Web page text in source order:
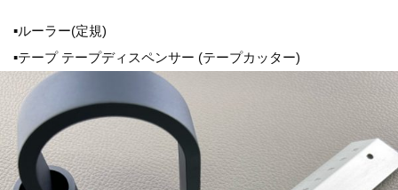
▪ルーラー(定規)
▪テープ テープディスペンサー (テープカッター)